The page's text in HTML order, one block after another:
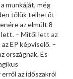
munkáját, még
tőlük telhetőt
az elmúlt 8
lett. – Mitől lett az
EP képviselő. –
országnak. És
az időszakról